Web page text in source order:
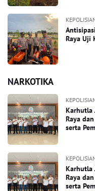
Raya Uji
NARKOTIKA
Karhutla
Raya
serta
Karhutla
Raya
serta